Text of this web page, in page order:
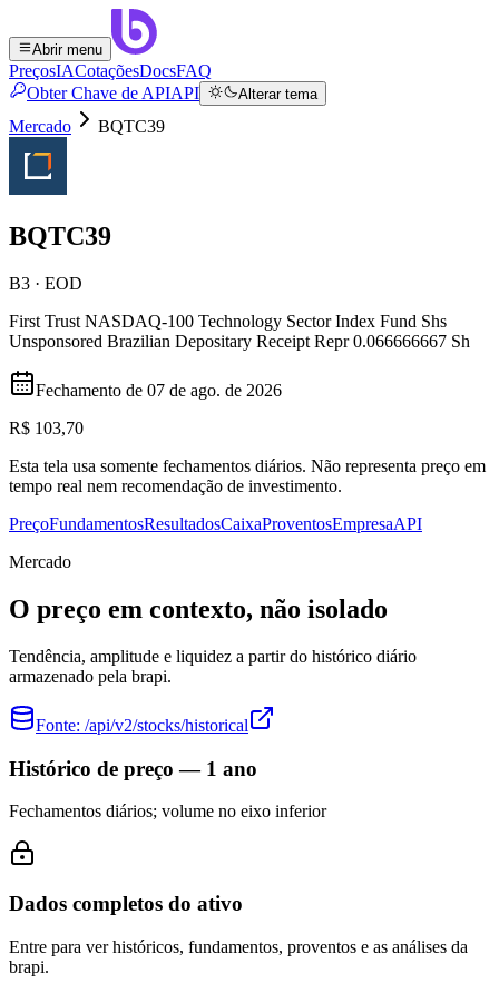
Abrir menu
PreçosIACotaçõesDocsFAQ
Obter Chave de APIAPI Alterar tema
Mercado BQTC39
BQTC39
B3 · EOD
First Trust NASDAQ-100 Technology Sector Index Fund Shs
Unsponsored Brazilian Depositary Receipt Repr 0.066666667 Sh
Fechamento de 07 de ago. de 2026
R$ 103,70
Esta tela usa somente fechamentos diários. Não representa preço em
tempo real nem recomendação de investimento.
PreçoFundamentosResultadosCaixaProventosEmpresaAPI
Mercado
O preço em contexto, não isolado
Tendência, amplitude e liquidez a partir do histórico diário
armazenado pela brapi.
Fonte: /api/v2/stocks/historical
Histórico de preço — 1 ano
Fechamentos diários; volume no eixo inferior
Dados completos do ativo
Entre para ver históricos, fundamentos, proventos e as análises da
brapi.